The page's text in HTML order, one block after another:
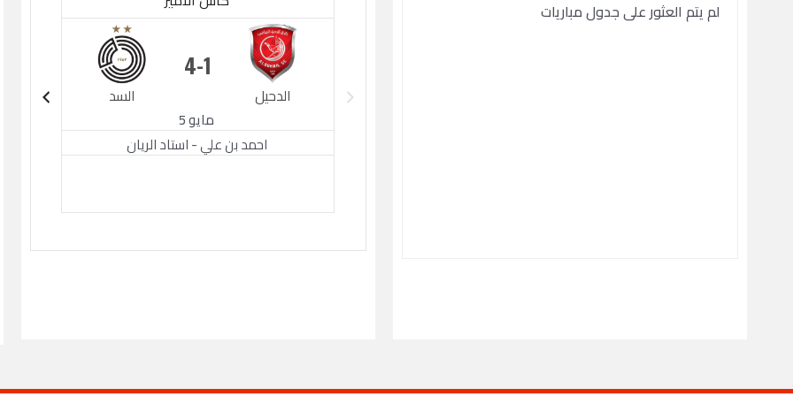
لم يتم العثور على جدول مباريات
الدحيل
1
السد
4
مايو 5
احمد بن علي - استاد الريان